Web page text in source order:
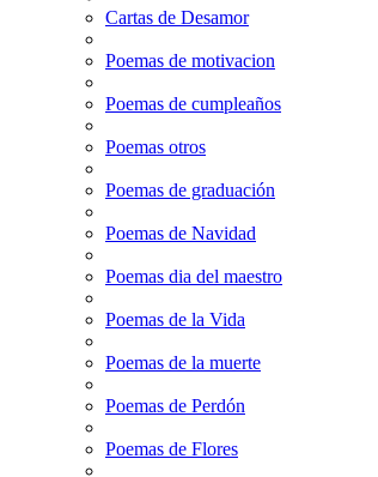
Cartas de Desamor
Poemas de motivacion
Poemas de cumpleaños
Poemas otros
Poemas de graduación
Poemas de Navidad
Poemas dia del maestro
Poemas de la Vida
Poemas de la muerte
Poemas de Perdón
Poemas de Flores